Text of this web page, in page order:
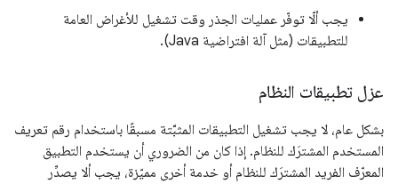
يجب ألّا توفّر عمليات الجذر وقت تشغيل للأغراض العامة
للتطبيقات (مثل آلة افتراضية Java).
عزل تطبيقات النظام
بشكل عام، لا يجب تشغيل التطبيقات المثبَّتة مسبقًا باستخدام رقم تعريف
المستخدم المشترَك للنظام. إذا كان من الضروري أن يستخدم التطبيق
المعرّف الفريد المشترَك للنظام أو خدمة أخرى مميّزة، يجب ألا يصدِّر